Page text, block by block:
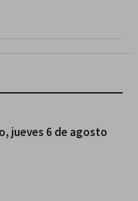
jueves 6 de agosto